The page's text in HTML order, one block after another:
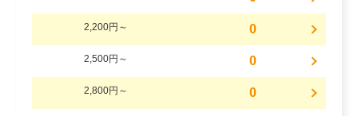
2,200円～ 0
2,500円～ 0
2,800円～ 0